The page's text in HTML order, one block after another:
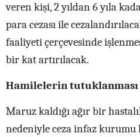
veren kişi, 2 yıldan 6 yıla
para cezası ile
faaliyeti çerçevesinde
bir kat artırılacak.
Hamilelerin
Maruz kaldığı ağır bir
nedeniyle ceza infaz kurumu